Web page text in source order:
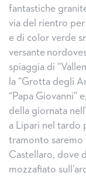
fantastiche
via del rientro
e di color verde
versante
spiaggia di
la “Grotta degli
“Papa Giovanni”
della giornata
a Lipari nel tardo
tramonto saremo
Castellaro, dove
mozzafiato